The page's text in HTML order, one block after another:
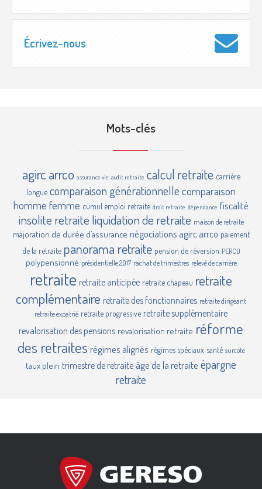
Écrivez-nous
Mots-clés
agirc arrco assurance vie audit retraite calcul retraite carrière
longue comparaison générationnelle comparaison
homme femme cumul emploi retraite droit retraite dépendance fiscalité
insolite retraite liquidation de retraite maison de retraite
majoration de durée d’assurance négociations agirc arrco paiement
de la retraite panorama retraite pension de réversion PERCO
polypensionné présidentielle 2017 rachat de trimestres relevé de carrière
retraite retraite anticipée retraite chapeau retraite
complémentaire retraite des fonctionnaires retraite dirigeant
retraite expatrié retraite progressive retraite supplémentaire
revalorisation des pensions revalorisation retraite réforme
des retraites régimes alignés régimes spéciaux santé surcote
taux plein trimestre de retraite âge de la retraite épargne
retraite